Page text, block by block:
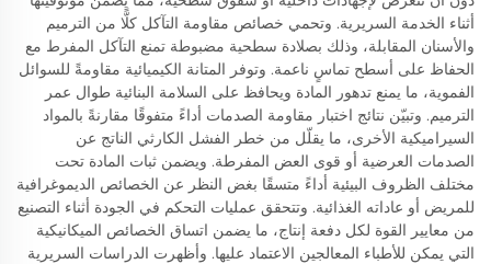
أثناء الخدمة السريرية. وتحمي خصائص مقاومة التآكل كلًّا من الترميم
والأسنان المقابلة، وذلك بصلادة سطحية مضبوطة تمنع التآكل المفرط مع
الحفاظ على أسطح تماسٍ ناعمة. وتوفر المتانة الكيميائية مقاومةً للسوائل
الفموية، ما يمنع تدهور المادة ويحافظ على السلامة البنائية طوال عمر
الترميم. وتبيّن نتائج اختبار مقاومة الصدمات أداءً متفوقًا مقارنةً بالمواد
السيراميكية الأخرى، ما يقلّل من خطر الفشل الكارثي الناتج عن
الصدمات العرضية أو قوى العض المفرطة. ويضمن ثبات المادة تحت
مختلف الظروف البيئية أداءً متسقًا بغض النظر عن الخصائص الديموغرافية
للمريض أو عاداته الغذائية. وتتحقق عمليات التحكم في الجودة أثناء التصنيع
من معايير القوة لكل دفعة إنتاج، ما يضمن اتساق الخصائص الميكانيكية
التي يمكن للأطباء المعالجين الاعتماد عليها. وأظهرت الدراسات السريرية